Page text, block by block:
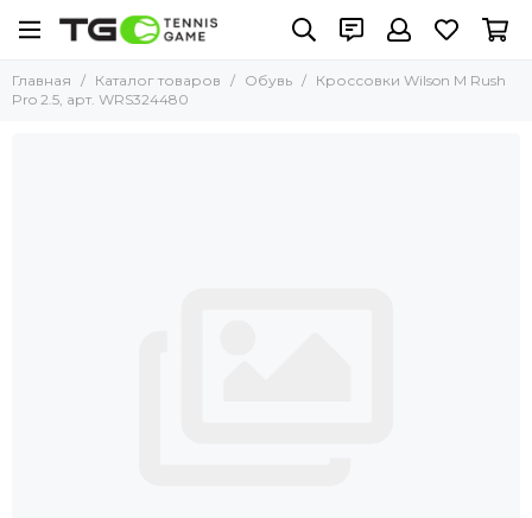
Главная Каталог товаров Обувь
Кроссовки Wilson M Rush
Pro 2.5, арт. WRS324480